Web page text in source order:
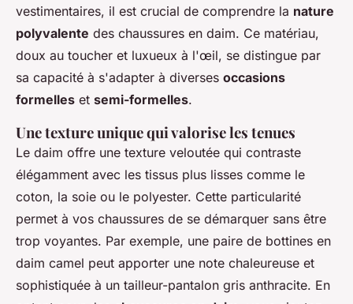
vestimentaires, il est crucial de comprendre la nature
polyvalente des chaussures en daim. Ce matériau,
doux au toucher et luxueux à l'œil, se distingue par
sa capacité à s'adapter à diverses occasions
formelles et semi-formelles.
Une texture unique qui valorise les tenues
Le daim offre une texture veloutée qui contraste
élégamment avec les tissus plus lisses comme le
coton, la soie ou le polyester. Cette particularité
permet à vos chaussures de se démarquer sans être
trop voyantes. Par exemple, une paire de bottines en
daim camel peut apporter une note chaleureuse et
sophistiquée à un tailleur-pantalon gris anthracite. En